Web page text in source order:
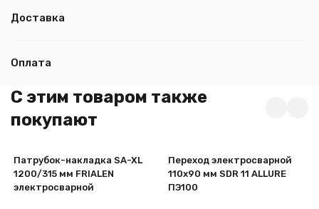
Доставка
Оплата
C этим товаром также
покупают
Патрубок-накладка SA-XL
1200/315 мм FRIALEN
электросварной
Переход электросварной
110х90 мм SDR 11 ALLURE
ПЭ100